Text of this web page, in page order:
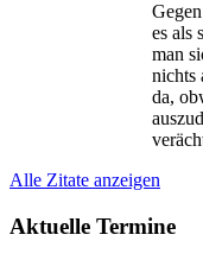
es als
man
nichts
da,
Alle Zitate anzeigen
Aktuelle Termine